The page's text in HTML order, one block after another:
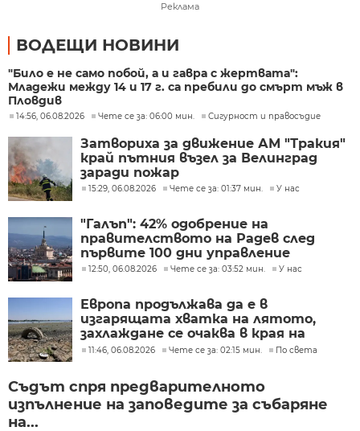
Реклама
ВОДЕЩИ НОВИНИ
"Било е не само побой, а и гавра с жертвата":
Младежи между 14 и 17 г. са пребили до смърт мъж в
Пловдив
14:56, 06.08.2026 Чете се за: 06:00 мин. Сигурност и правосъдие
Затвориха за движение АМ "Тракия"
край пътния възел за Велинград
заради пожар
15:29, 06.08.2026 Чете се за: 01:37 мин. У нас
"Галъп": 42% одобрение на
правителството на Радев след
първите 100 дни управление
12:50, 06.08.2026 Чете се за: 03:52 мин. У нас
Европа продължава да е в
изгарящата хватка на лятото,
захлаждане се очаква в края на
седмицата
11:46, 06.08.2026 Чете се за: 02:15 мин. По света
Съдът спря предварителното
изпълнение на заповедите за събаряне
на...